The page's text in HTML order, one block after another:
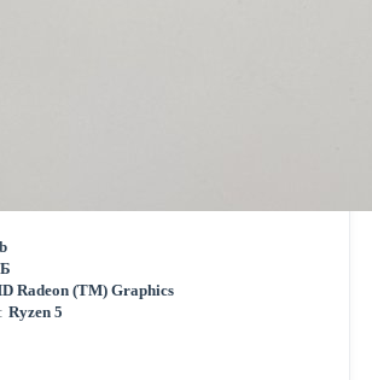
Radeon (TM) Graphics
Ryzen 5